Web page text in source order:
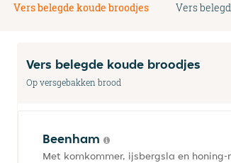
Vers belegde koude broodjes Vers
Vers belegde koude broodjes
Op versgebakken brood
Beenham
Met komkommer, ijsbergsla en